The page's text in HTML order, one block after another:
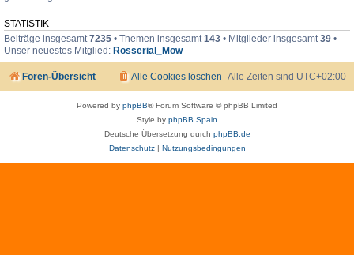
STATISTIK
Beiträge insgesamt7235 • Themen insgesamt143 • Mitglieder insgesamt39 •
Unser neuestes Mitglied: Rosserial_Mow
Foren-Übersicht Alle Zeiten sind UTC+02:00
Alle Cookies löschen
Powered by phpBB® Forum Software © phpBB Limited
Style by phpBB Spain
Deutsche Übersetzung durch phpBB.de
Datenschutz| Nutzungsbedingungen